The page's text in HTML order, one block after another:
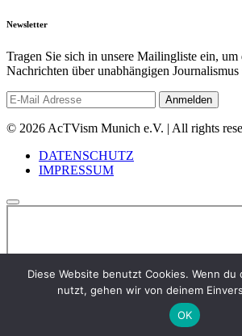
Newsletter
Tragen Sie sich in unsere Mailingliste ein, um
Nachrichten über unabhängigen Journalismus
© 2026 AcTVism Munich e.V. | All rights
DATENSCHUTZ
IMPRESSUM
Diese Website benutzt Cookies. Wenn
nutzt, gehen wir von deinem
OK